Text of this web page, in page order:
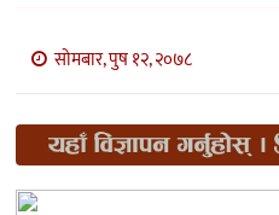
सोमबार, पुष १२, २०७८